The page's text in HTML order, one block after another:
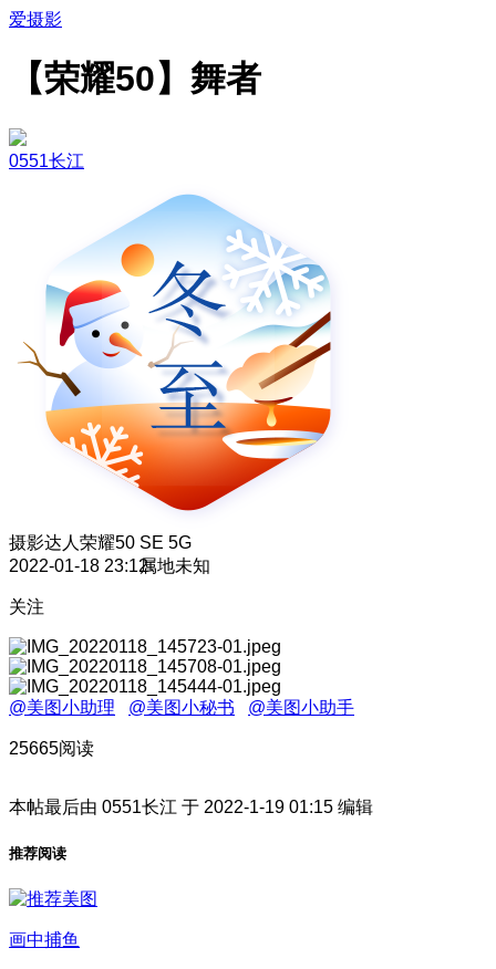
爱摄影
【荣耀50】舞者
0551长江
摄影达人 荣耀50 SE 5G
2022-01-18 23:12属地未知
关注
@美图小助理 @美图小秘书 @美图小助手
25665阅读
本帖最后由 0551长江 于 2022-1-19 01:15 编辑
推荐阅读
画中捕鱼